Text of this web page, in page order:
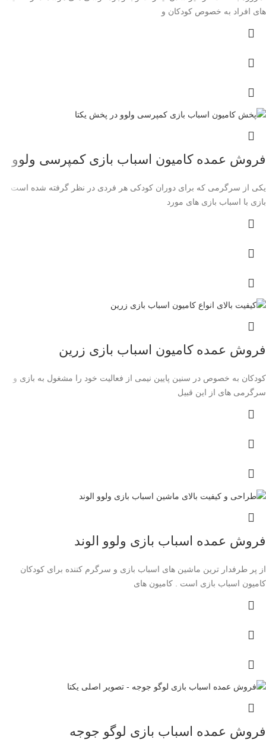
های افراد به خصوص کودکان و
فروش عمده کامیون اسباب بازی کمپرسی ولوو
یکی از سرگرمی که برای دوران کودکی هر فردی در نظر گرفته شده است
بازی با اسباب بازی های مورد
فروش عمده کامیون اسباب بازی زرین
کودکان به خصوص در سنین پایین نیمی از فعالیت خود را مشغول به بازی و
سرگرمی های از این قبیل
فروش عمده اسباب بازی ولوو الوند
از پر طرفدار ترین ماشین های اسباب بازی و سرگرم کننده برای کودکان
کامیون اسباب بازی است . کامیون های
فروش عمده اسباب بازی لوگو جوجه